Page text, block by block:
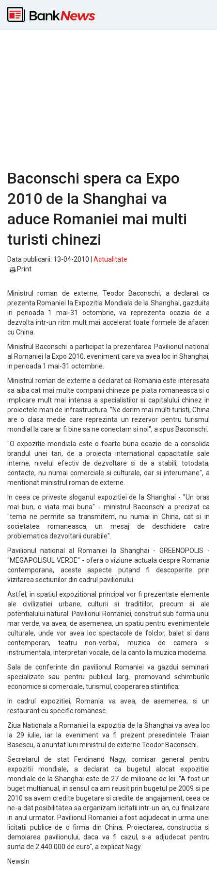
Baconschi spera ca Expo
2010 de la Shanghai va
aduce Romaniei mai multi
turisti chinezi
Data publicarii: 13-04-2010 | Actualitate
Print
Ministrul roman de externe, Teodor Baconschi, a declarat ca
prezenta Romaniei la Expozitia Mondiala de la Shanghai, gazduita
in perioada 1 mai-31 octombrie, va reprezenta ocazia de a
dezvolta intr-un ritm mult mai accelerat toate formele de afaceri
cu China.
Ministrul Baconschi a participat la prezentarea Pavilionul national
al Romaniei la Expo 2010, eveniment care va avea loc in Shanghai,
in perioada 1 mai-31 octombrie.
Ministrul roman de externe a declarat ca Romania este interesata
sa aiba cat mai multe companii chineze pe piata romaneasca si o
implicare mult mai intensa a specialistilor si capitalului chinez in
proiectele mari de infrastructura. "Ne dorim mai multi turisti, China
are o clasa medie care reprezinta un rezervor pentru turismul
mondial la care ar fi bine sa ne conectam si noi", a spus Baconschi.
"O expozitie mondiala este o foarte buna ocazie de a consolida
brandul unei tari, de a proiecta international capacitatile sale
interne, nivelul efectiv de dezvoltare si de a stabili, totodata,
contacte, nu numai comerciale si culturale, dar si interumane", a
mentionat ministrul roman de externe.
In ceea ce priveste sloganul expozitiei de la Shanghai - "Un oras
mai bun, o viata mai buna" - ministrul Baconschi a precizat ca
"tema ne permite sa transmitem, nu numai in China, cat si in
societatea romaneasca, un mesaj de deschidere catre
problematica dezvoltarii durabile".
Pavilionul national al Romaniei la Shanghai - GREENOPOLIS -
"MEGAPOLISUL VERDE" - ofera o viziune actuala despre Romania
contemporana, aceste aspecte putand fi descoperite prin
vizitarea sectiunilor din cadrul pavilionului.
Astfel, in spatiul expozitional principal vor fi prezentate elemente
ale civilizatiei urbane, culturii si traditiilor, precum si ale
potentialului natural. Pavilionul Romaniei, construit sub forma unui
mar verde, va avea, de asemenea, un spatiu pentru evenimentele
culturale, unde vor avea loc spectacole de folclor, balet si dans
contemporan, teatru non-verbal, muzica de camera si
instrumentala, interpretari vocale, de la canto la muzica moderna.
Sala de conferinte din pavilionul Romaniei va gazdui seminarii
specializate sau pentru publicul larg, promovand schimburile
economice si comerciale, turismul, cooperarea stiintifica;
In cadrul expozitiei, Romania va avea, de asemenea, si un
restaurant cu specific romanesc.
Ziua Nationala a Romaniei la expozitia de la Shanghai va avea loc
la 29 iulie, iar la eveniment va fi prezent presedintele Traian
Basescu, a anuntat luni ministrul de externe Teodor Baconschi.
Secretarul de stat Ferdinand Nagy, comisar general pentru
expozitii mondiale, a declarat ca bugetul alocat expozitiei
mondiale de la Shanghai este de 27 de milioane de lei. "A fost un
buget multianual, in sensul ca am reusit prin bugetul pe 2009 si pe
2010 sa avem credite bugetare si credite de angajament, ceea ce
ne-a dat posibilitatea sa organizam licitatii intr-un an, cu finalizare
in anul urmator. Pavilionul Romaniei a fost adjudecat in urma unei
licitatii publice de o firma din China. Proiectarea, constructia si
demolarea pavilionului, daca va fi cazul, s-a adjudecat pentru
suma de 2.440.000 de euro", a explicat Nagy.
NewsIn